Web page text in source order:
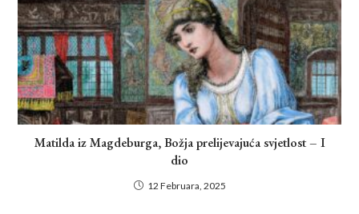
Matilda iz Magdeburga, Božja prelijevajuća svjetlost – I
dio
12 Februara, 2025